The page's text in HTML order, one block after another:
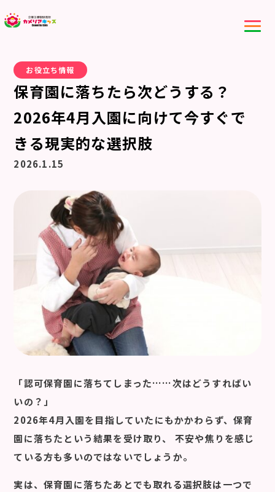
お役立ち情報
保育園に落ちたら次どうする？
2026年4月入園に向けて今すぐで
きる現実的な選択肢
2026.1.15
「認可保育園に落ちてしまった……次はどうすればい
いの？」
2026年4月入園を目指していたにもかかわらず、保育
園に落ちたという結果を受け取り、 不安や焦りを感じ
ている方も多いのではないでしょうか。
実は、 保育園に落ちたあとでも取れる選択肢は一つで